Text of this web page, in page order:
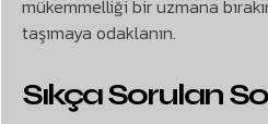
mükemmelliği bir uzmana
taşımaya odaklanın.
Sıkça Sorulan